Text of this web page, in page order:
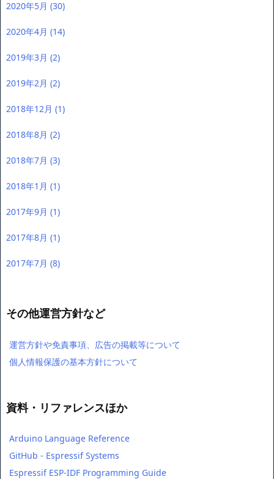
2020年5月 (30)
2020年4月 (14)
2019年3月 (2)
2019年2月 (2)
2018年12月 (1)
2018年8月 (2)
2018年7月 (3)
2018年1月 (1)
2017年9月 (1)
2017年8月 (1)
2017年7月 (8)
その他運営方針など
運営方針や免責事項、広告の掲載等について
個人情報保護の基本方針について
資料・リファレンスほか
Arduino Language Reference
GitHub - Espressif Systems
Espressif ESP-IDF Programming Guide